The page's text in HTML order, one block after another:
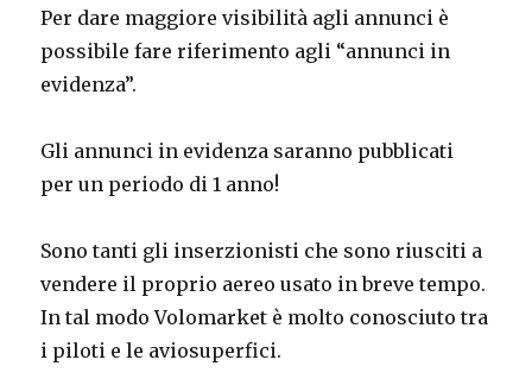
Per dare maggiore visibilità agli annunci è
possibile fare riferimento agli “annunci in
evidenza”.
Gli annunci in evidenza saranno pubblicati
per un periodo di 1 anno!
Sono tanti gli inserzionisti che sono riusciti a
vendere il proprio aereo usato in breve tempo.
In tal modo Volomarket è molto conosciuto tra
i piloti e le aviosuperfici.